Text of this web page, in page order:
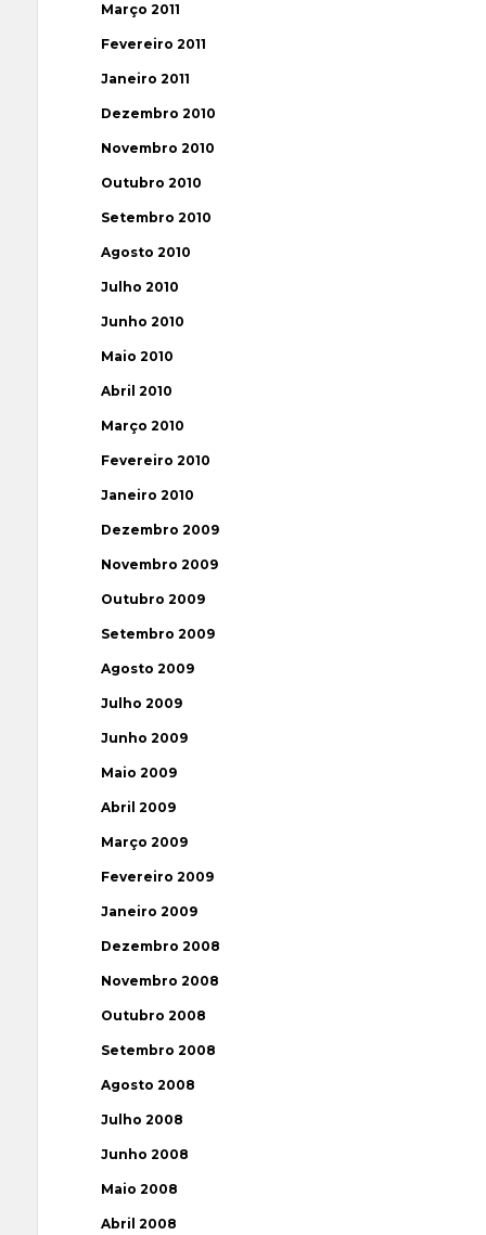
Março 2011
Fevereiro 2011
Janeiro 2011
Dezembro 2010
Novembro 2010
Outubro 2010
Setembro 2010
Agosto 2010
Julho 2010
Junho 2010
Maio 2010
Abril 2010
Março 2010
Fevereiro 2010
Janeiro 2010
Dezembro 2009
Novembro 2009
Outubro 2009
Setembro 2009
Agosto 2009
Julho 2009
Junho 2009
Maio 2009
Abril 2009
Março 2009
Fevereiro 2009
Janeiro 2009
Dezembro 2008
Novembro 2008
Outubro 2008
Setembro 2008
Agosto 2008
Julho 2008
Junho 2008
Maio 2008
Abril 2008